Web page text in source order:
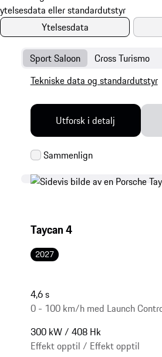
Ytelsesdata
Sport Saloon Cross Turismo
Taycan 4
2027
4,6 s
0 - 100 km/h med Launch
300 kW / 408 Hk
Effekt opptil / Effekt opptil
Tekniske data og standardutstyr
Utforsk i detalj